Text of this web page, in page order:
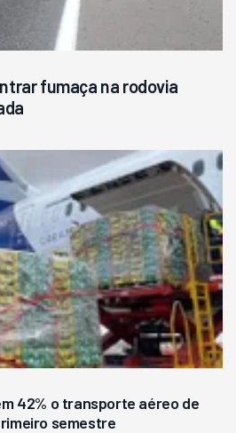
fumaça na rodovia
42% o transporte aéreo de
semestre